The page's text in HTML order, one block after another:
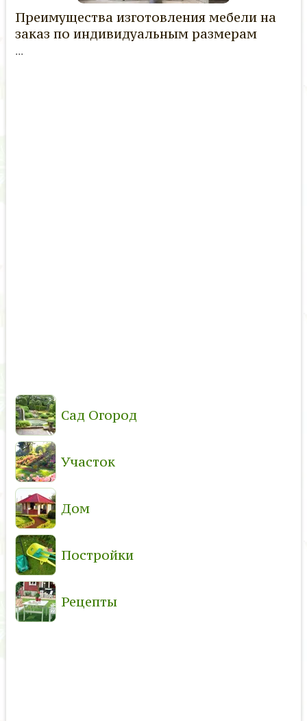
Преимущества изготовления мебели на
заказ по индивидуальным размерам
...
Сад Огород
Участок
Дом
Постройки
Рецепты